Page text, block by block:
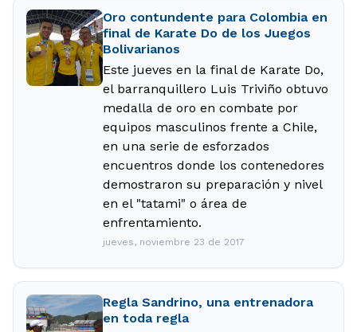
Oro contundente para Colombia en
final de Karate Do de los Juegos
Bolivarianos
Este jueves en la final de Karate Do,
el barranquillero Luis Triviño obtuvo
medalla de oro en combate por
equipos masculinos frente a Chile,
en una serie de esforzados
encuentros donde los contenedores
demostraron su preparación y nivel
en el "tatami" o área de
enfrentamiento.
jueves, noviembre 23 de 2017
Regla Sandrino, una entrenadora
en toda regla